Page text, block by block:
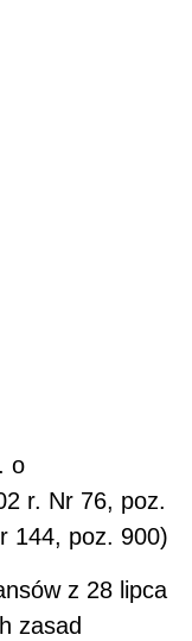
o
r. Nr 76, poz.
144, poz. 900)
z 28 lipca
zasad